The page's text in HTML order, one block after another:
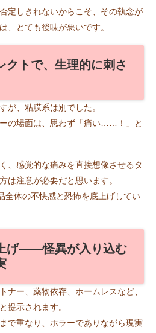
定しきれないからこそ、その執念が
、とても後味が悪いです。
クトで、生理的に刺さ
が、粘膜系は別でした。
の場面は、思わず「痛い……！」と
、感覚的な痛みを直接想像させるタ
は注意が必要だと思います。
全体の不快感と恐怖を底上げしてい
げ――怪異が入り込む
ナー、薬物依存、ホームレスなど、
提示されます。
で重なり、ホラーでありながら現実